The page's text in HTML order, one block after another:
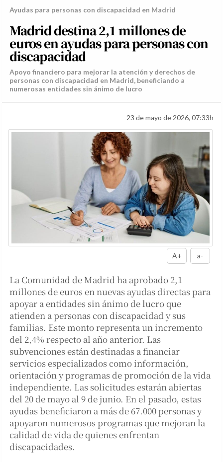
Ayudas para personas con discapacidad en Madrid
Madrid destina 2,1 millones de
euros en ayudas para personas con
discapacidad
Apoyo financiero para mejorar la atención y derechos de
personas con discapacidad en Madrid, beneficiando a
numerosas entidades sin ánimo de lucro
23 de mayo de 2026, 07:33h
A+ a-
La Comunidad de Madrid ha aprobado 2,1
millones de euros en nuevas ayudas directas para
apoyar a entidades sin ánimo de lucro que
atienden a personas con discapacidad y sus
familias. Este monto representa un incremento
del 2,4% respecto al año anterior. Las
subvenciones están destinadas a financiar
servicios especializados como información,
orientación y programas de promoción de la vida
independiente. Las solicitudes estarán abiertas
del 20 de mayo al 9 de junio. En el pasado, estas
ayudas beneficiaron a más de 67.000 personas y
apoyaron numerosos programas que mejoran la
calidad de vida de quienes enfrentan
discapacidades.